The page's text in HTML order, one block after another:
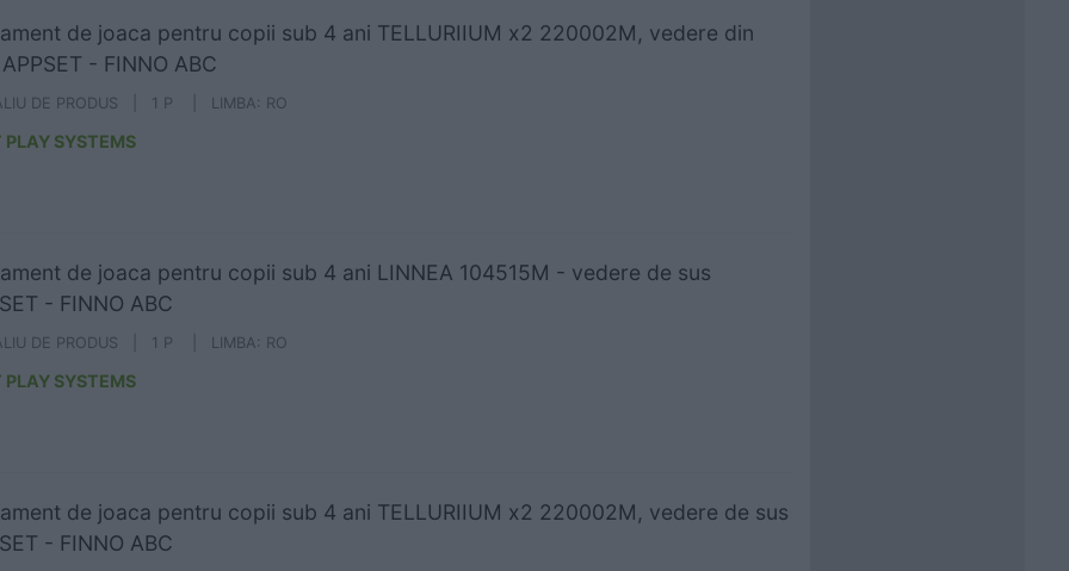
de joaca pentru copii sub 4 ani TELLURIIUM x2 220002M, vedere din
- FINNO ABC
DE PRODUS | 1 P | LIMBA: RO
PLAY SYSTEMS
de joaca pentru copii sub 4 ani LINNEA 104515M - vedere de sus
- FINNO ABC
DE PRODUS | 1 P | LIMBA: RO
PLAY SYSTEMS
de joaca pentru copii sub 4 ani TELLURIIUM x2 220002M, vedere de sus
- FINNO ABC